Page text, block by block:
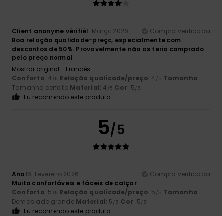
Client anonyme vérifié1. Março 2026
Compra verificada
Boa relação qualidade-preço, especialmente com
descontos de 50%. Provavelmente não as teria comprado
pelo preço normal
Mostrar original - Francês
Conforto: 4 /5 Relação qualidade/preço: 4 /5 Tamanho:
Tamanho perfeito Material: 4 /5 Cor: 5/5
Eu recomendo este produto
5/5
Ana16. Fevereiro 2026
Compra verificada
Muito confortáveis e fáceis de calçar
Conforto: 5 /5 Relação qualidade/preço: 5 /5 Tamanho:
Demasiado grande Material: 5 /5 Cor: 5/5
Eu recomendo este produto